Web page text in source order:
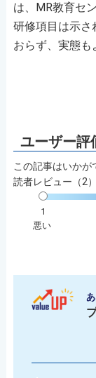
は、MR教育セ
研修項目は示さ
おらず、実態も
この記事はいかが
読者レビュー（2）
1
悪い